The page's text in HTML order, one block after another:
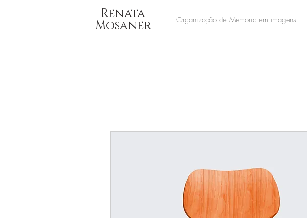
Organização de Memória em imagens
Renata
Mosaner